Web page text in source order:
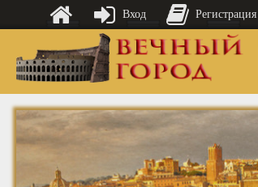
Вход Регистрация